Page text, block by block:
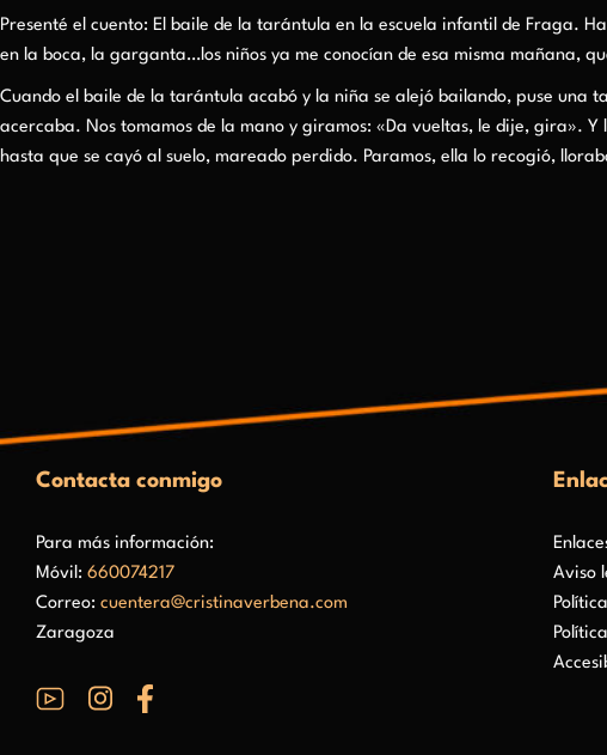
Presenté el cuento: El baile de la tarántula en la escuela infantil de Fraga.
en la boca, la garganta…los niños ya me conocían de esa misma mañana,
Cuando el baile de la tarántula acabó y la niña se alejó bailando, puse una
acercaba. Nos tomamos de la mano y giramos: «Da vueltas, le dije, gira».
hasta que se cayó al suelo, mareado perdido. Paramos, ella lo recogió,
Contacta conmigo
Para más información:
Móvil: 660074217
Correo: cuentera@cristinaverbena.com
Zaragoza
Aviso